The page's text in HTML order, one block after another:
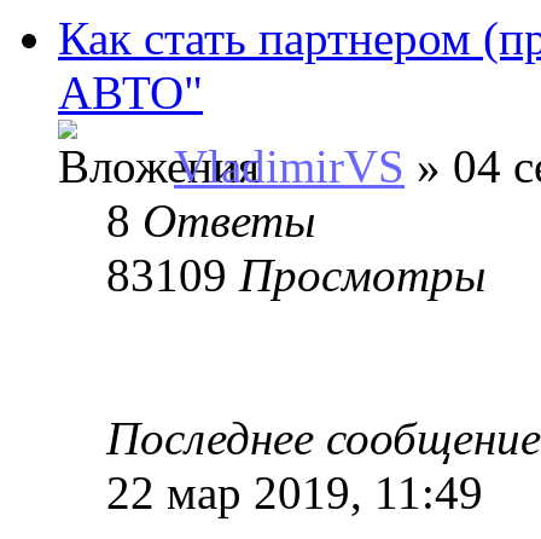
Как стать партнером
АВТО"
VladimirVS » 04
8 Ответы
83109 Просмотры
Последнее
22 мар 2019, 11:49